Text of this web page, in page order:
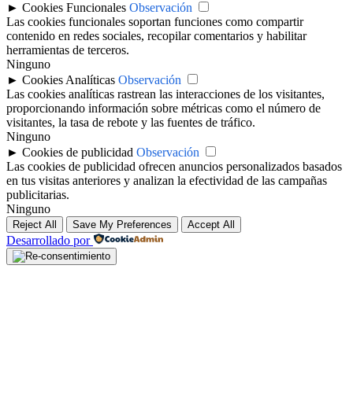
► Cookies Funcionales Observación
Las cookies funcionales soportan funciones como compartir
contenido en redes sociales, recopilar comentarios y habilitar
herramientas de terceros.
Ninguno
► Cookies Analíticas Observación
Las cookies analíticas rastrean las interacciones de los visitantes,
proporcionando información sobre métricas como el número de
visitantes, la tasa de rebote y las fuentes de tráfico.
Ninguno
► Cookies de publicidad Observación
Las cookies de publicidad ofrecen anuncios personalizados basados
en tus visitas anteriores y analizan la efectividad de las campañas
publicitarias.
Ninguno
Reject All Save My Preferences Accept All
Desarrollado por